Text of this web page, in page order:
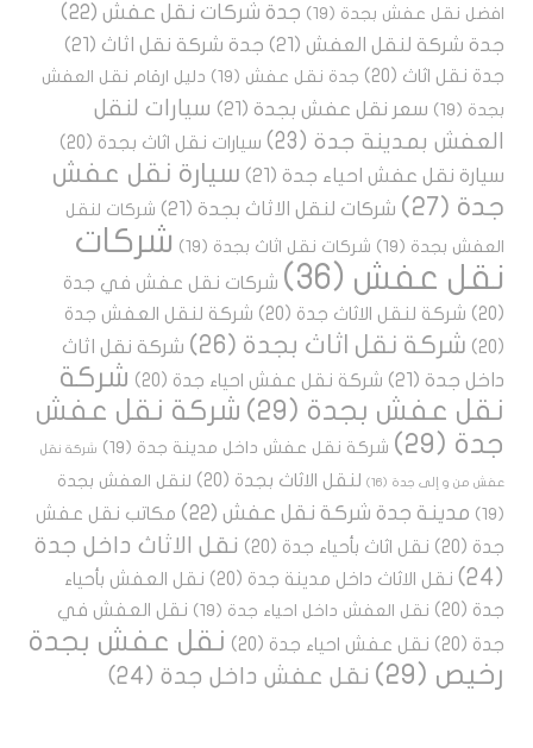
افضل نقل عفش بجدة (19) جدة شركات نقل عفش (22)
جدة شركة لنقل العفش (21) جدة شركة نقل اثاث (21)
جدة نقل اثاث (20) جدة نقل عفش (19)
دليل ارقام نقل العفش
بجدة (19) سعر نقل عفش بجدة (21)
سيارات لنقل
العفش بمدينة جدة (23) سيارات نقل اثاث بجدة (20)
سيارة نقل عفش احياء جدة (21)
سيارة نقل عفش
جدة (27) شركات لنقل الاثاث بجدة (21) شركات لنقل
العفش بجدة (19) شركات نقل اثاث بجدة (19)
شركات
نقل عفش (36)
شركات نقل عفش في جدة
(20)
شركة لنقل الاثاث جدة (20)
شركة لنقل العفش جدة
(20)
شركة نقل اثاث بجدة (26)
شركة نقل اثاث
داخل جدة (21) شركة نقل عفش احياء جدة (20)
شركة
نقل عفش بجدة (29)
شركة نقل عفش
جدة (29) شركة نقل عفش داخل مدينة جدة (19) شركة نقل
عفش من و إلى جدة (16) لنقل الاثاث بجدة (20)
لنقل العفش بجدة
(19)
مدينة جدة شركة نقل عفش (22)
مكاتب نقل عفش
جدة (20) نقل اثاث بأحياء جدة (20)
نقل الاثاث داخل جدة
(24)
نقل الاثاث داخل مدينة جدة (20)
نقل العفش بأحياء
جدة (20) نقل العفش داخل احياء جدة (19)
نقل العفش في
جدة (20) نقل عفش احياء جدة (20)
نقل عفش بجدة
رخيص (29) نقل عفش داخل جدة (24)